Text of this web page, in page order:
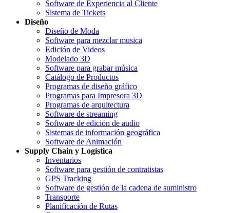
Software de Experiencia al Cliente
Sistema de Tickets
Diseño
Diseño de Moda
Software para mezclar musica
Edición de Videos
Modelado 3D
Software para grabar música
Catálogo de Productos
Programas de diseño gráfico
Programas para Impresora 3D
Programas de arquitectura
Software de streaming
Software de edición de audio
Sistemas de información geográfica
Software de Animación
Supply Chain y Logística
Inventarios
Software para gestión de contratistas
GPS Tracking
Software de gestión de la cadena de suministro
Transporte
Planificación de Rutas